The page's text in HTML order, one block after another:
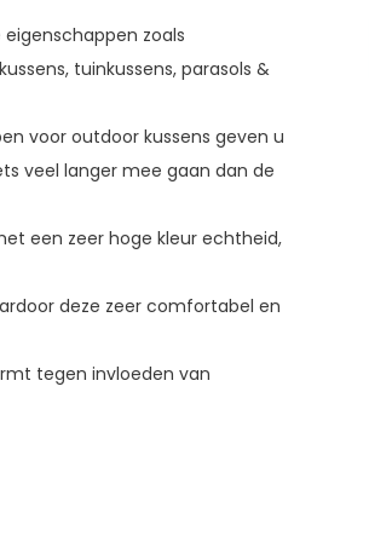
zoals
tuinkussens, parasols &
voor outdoor kussens geven u
veel langer mee gaan dan de
een zeer hoge kleur echtheid,
deze zeer comfortabel en
tegen invloeden van